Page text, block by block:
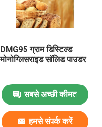
DMG95 ग्राम डिस्टिल्ड
मोनोग्लिसराइड सॉलिड पाउडर
सबसे अच्छी कीमत
हमसे संपर्क करें